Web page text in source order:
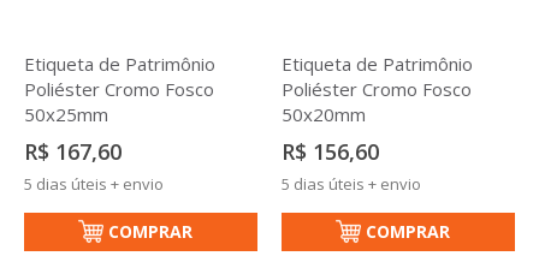
Etiqueta de Patrimônio
Poliéster Cromo Fosco
50x25mm
R$ 167,60
5 dias úteis + envio
COMPRAR
Etiqueta de Patrimônio
Poliéster Cromo Fosco
50x20mm
R$ 156,60
5 dias úteis + envio
COMPRAR